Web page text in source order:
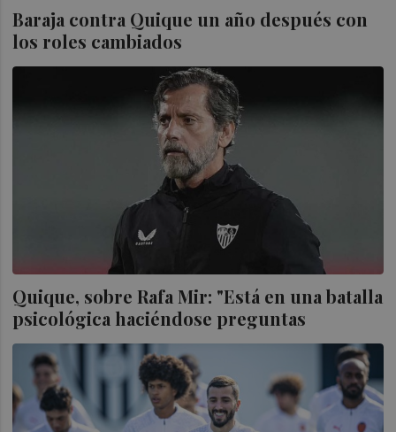
Baraja contra Quique un año después con
los roles cambiados
Quique, sobre Rafa Mir: "Está en una batalla
psicológica haciéndose preguntas